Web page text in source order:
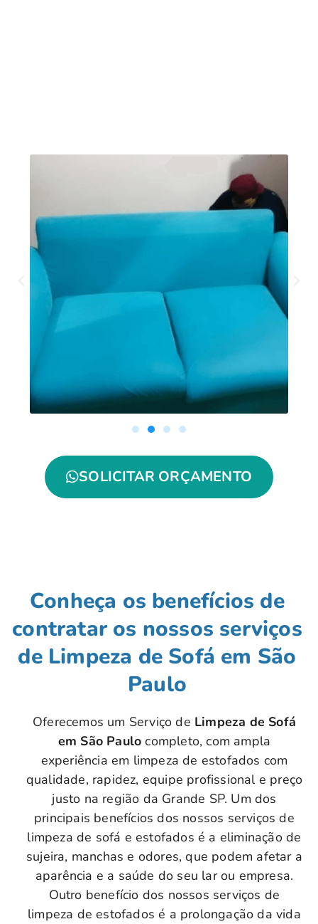
SOLICITAR ORÇAMENTO
Conheça os benefícios de
contratar os nossos serviços
de Limpeza de Sofá em São
Paulo
Oferecemos um Serviço de Limpeza de Sofá
em São Paulo completo, com ampla
experiência em limpeza de estofados com
qualidade, rapidez, equipe profissional e preço
justo na região da Grande SP. Um dos
principais benefícios dos nossos serviços de
limpeza de sofá e estofados é a eliminação de
sujeira, manchas e odores, que podem afetar a
aparência e a saúde do seu lar ou empresa.
Outro benefício dos nossos serviços de
limpeza de estofados é a prolongação da vida